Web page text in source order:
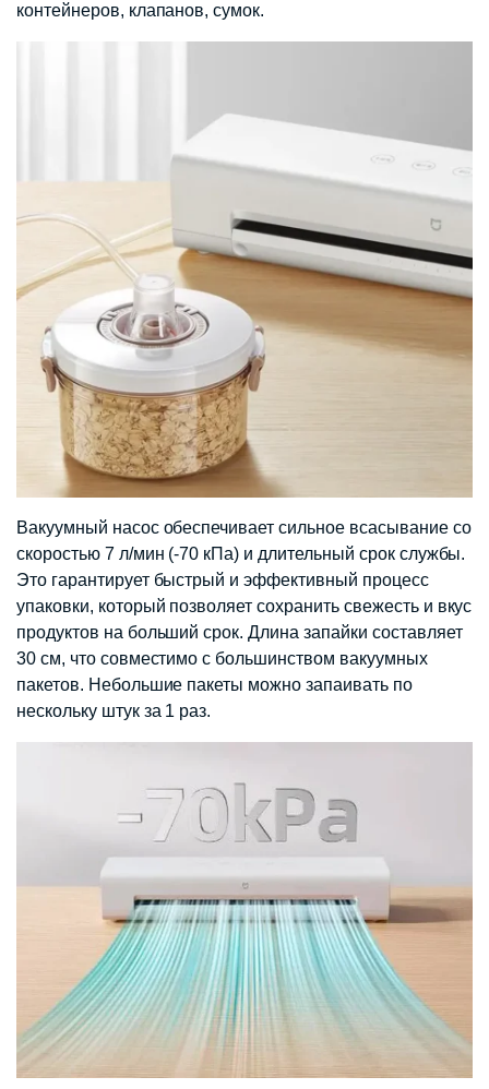
контейнеров, клапанов, сумок.
Вакуумный насос обеспечивает сильное всасывание со
скоростью 7 л/мин (-70 кПа) и длительный срок службы.
Это гарантирует быстрый и эффективный процесс
упаковки, который позволяет сохранить свежесть и вкус
продуктов на больший срок. Длина запайки составляет
30 см, что совместимо с большинством вакуумных
пакетов. Небольшие пакеты можно запаивать по
нескольку штук за 1 раз.